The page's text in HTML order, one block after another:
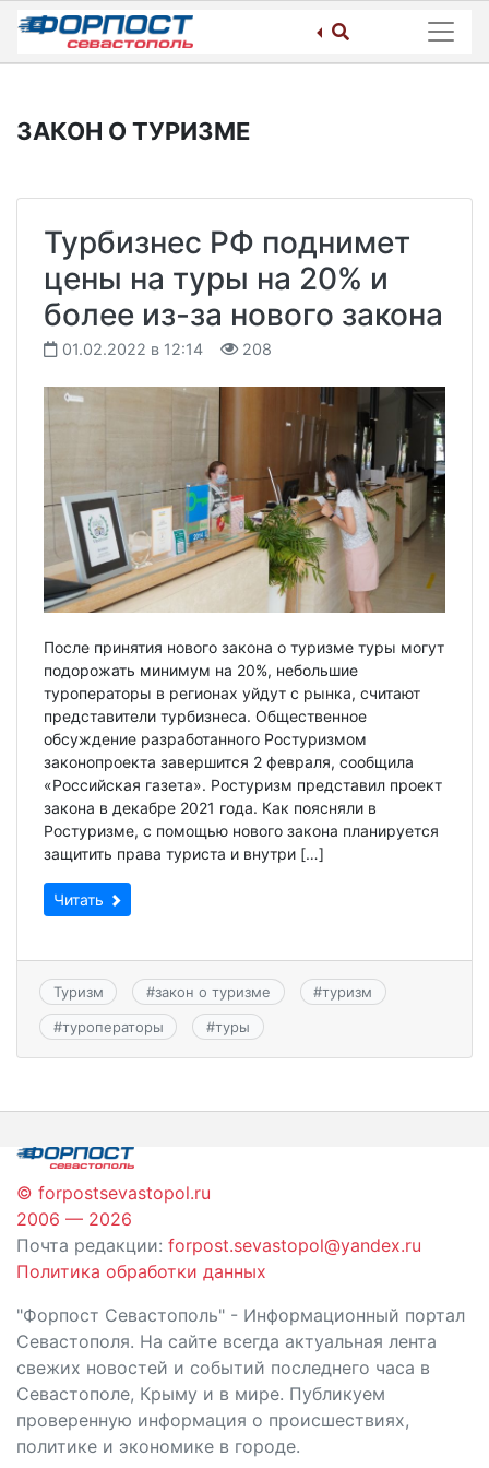
Skip
content
ЗАКОН О ТУРИЗМЕ
Турбизнес РФ поднимет
цены на туры на 20% и
более из-за нового закона
01.02.2022 в 12:14 208
После принятия нового закона о туризме туры могут
подорожать минимум на 20%, небольшие
туроператоры в регионах уйдут с рынка, считают
представители турбизнеса. Общественное
обсуждение разработанного Ростуризмом
законопроекта завершится 2 февраля, сообщила
«Российская газета». Ростуризм представил проект
закона в декабре 2021 года. Как поясняли в
Ростуризме, с помощью нового закона планируется
защитить права туриста и внутри […]
Читать
Туризм #закон о туризме #туризм
#туроператоры #туры
© forpostsevastopol.ru
2006 — 2026
Почта редакции: forpost.sevastopol@yandex.ru
Политика обработки данных
"Форпост Севастополь" - Информационный портал
Севастополя. На сайте всегда актуальная лента
свежих новостей и событий последнего часа в
Севастополе, Крыму и в мире. Публикуем
проверенную информация о происшествиях,
политике и экономике в городе.